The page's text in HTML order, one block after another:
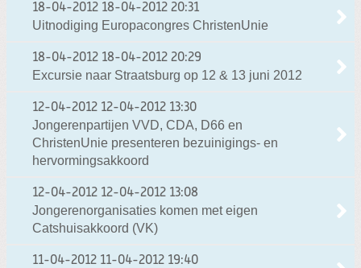
18-04-2012 18-04-2012 20:31
Uitnodiging Europacongres ChristenUnie
18-04-2012 18-04-2012 20:29
Excursie naar Straatsburg op 12 & 13 juni 2012
12-04-2012 12-04-2012 13:30
Jongerenpartijen VVD, CDA, D66 en
ChristenUnie presenteren bezuinigings- en
hervormingsakkoord
12-04-2012 12-04-2012 13:08
Jongerenorganisaties komen met eigen
Catshuisakkoord (VK)
11-04-2012 11-04-2012 19:40